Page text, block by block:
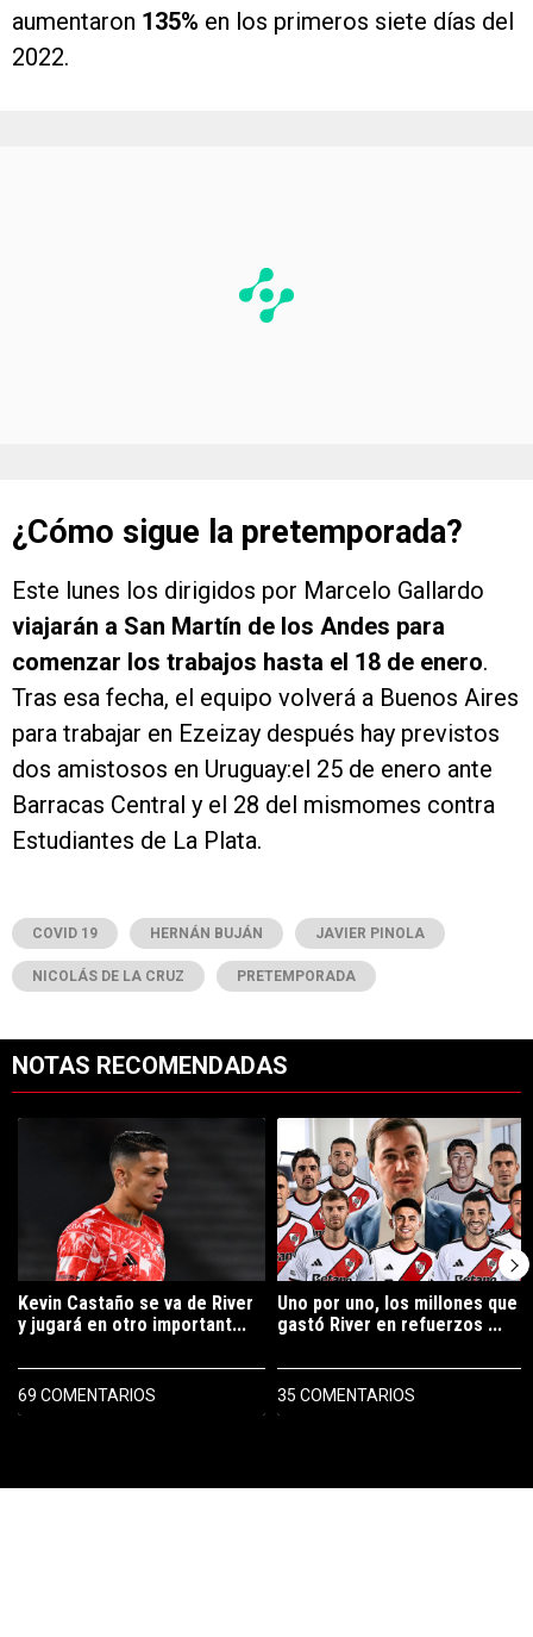
aumentaron 135% en los primeros siete días del
2022.
¿Cómo sigue la pretemporada?
Este lunes los dirigidos por Marcelo Gallardo
viajarán a San Martín de los Andes para
comenzar los trabajos hasta el 18 de enero.
Tras esa fecha, el equipo volverá a Buenos Aires
para trabajar en Ezeizay después hay previstos
dos amistosos en Uruguay:el 25 de enero ante
Barracas Central y el 28 del mismomes contra
Estudiantes de La Plata.
COVID 19 HERNÁN BUJÁN JAVIER PINOLA
NICOLÁS DE LA CRUZ PRETEMPORADA
NOTAS RECOMENDADAS
Un artículo de tendencia con el título "Kevin Castaño se va de
Kevin Castaño se va de River
y jugará en otro important...
69 COMENTARIOS
Un artículo de tendencia con el
Uno por uno, los millones que
gastó River en refuerzos ...
35 COMENTARIOS